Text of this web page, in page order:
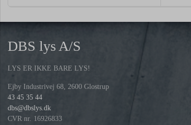
DBS lys A/S
LYS ER IKKE BARE LYS!
Ejby Industrivej 68, 2600 Glostrup
43 45 35 44
dbs@dbslys.dk
CVR nr. 16926833